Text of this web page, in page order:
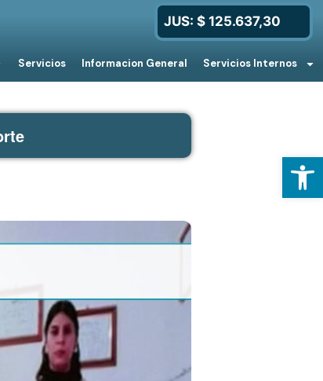
Servicios Informacion General Servicios Internos
JUS: $ 125.637,30